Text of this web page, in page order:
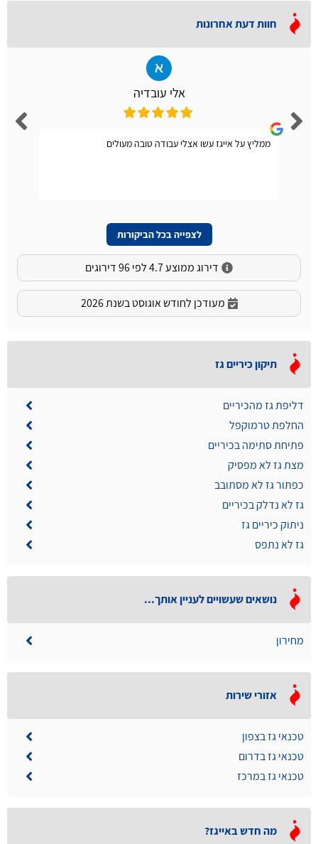
חוות דעת אחרונות
אלי עובדיה
ממליץ על אייגז עשו אצלי עבודה טובה מעולים
לצפייה בכל הביקורות
דירוג ממוצע 4.7 לפי 96 דירוגים
מעודכן לחודש אוגוסט בשנת 2026
תיקון כיריים גז
דליפת גז מהכיריים
החלפת טרמוקפל
פתיחת סתימה בכיריים
מצת גז לא מפסיק
כפתור גז לא מסתובב
גז לא נדלק בכיריים
ניתוק כיריים גז
גז לא נתפס
נושאים שעשויים לעניין אותך...
מחירון
אזורי שירות
טכנאי גז בצפון
טכנאי גז בדרום
טכנאי גז במרכז
מה חדש באייגז?